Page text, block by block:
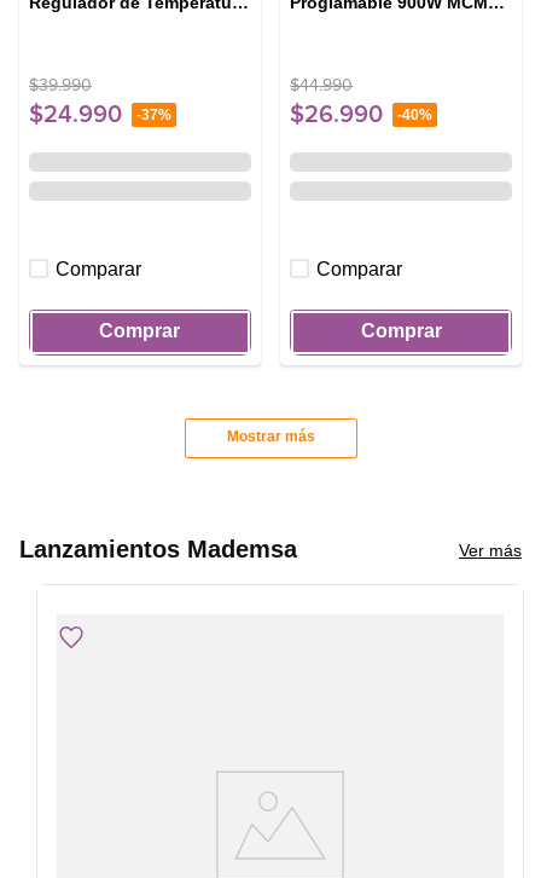
$39.990
$24.990 -37%
Comparar
Comprar
$44.990
$26.990 -40%
Comparar
Comprar
Mostrar más
Lanzamientos Mademsa Ver más